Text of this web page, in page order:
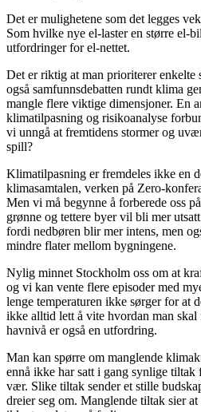
Det er mulighetene som det legges
Som hvilke nye el-laster en større el-
utfordringer for el-nettet.
Det er riktig at man prioriterer enkelte
også samfunnsdebatten rundt klima
mangle flere viktige dimensjoner. En
klimatilpasning og risikoanalyse
vi unngå at fremtidens stormer og
spill?
Klimatilpasning er fremdeles ikke en
klimasamtalen, verken på Zero-
Men vi må begynne å forberede oss
grønne og tettere byer vil bli mer
fordi nedbøren blir mer intens, men
mindre flater mellom bygningene.
Nylig minnet Stockholm oss om at
og vi kan vente flere episoder med
lenge temperaturen ikke sørger for at
ikke alltid lett å vite hvordan man skal
havnivå er også en utfordring.
Man kan spørre om manglende
ennå ikke har satt i gang synlige tiltak
vær. Slike tiltak sender et stille
dreier seg om. Manglende tiltak sier